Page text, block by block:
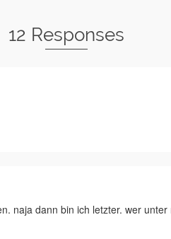
12 Responses
naja dann bin ich letzter. wer